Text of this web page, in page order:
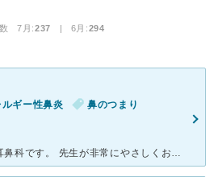
数 7月:237 | 6月:294
ルギー性鼻炎
鼻のつまり
親子ともども通っている耳鼻科です。 先生が非常にやさしくお話される先生で小さいお子さんの患者さんもたくさんいらっしゃいます。 うちの子供は定期的に耳垢取りとアレルギー性鼻炎で通っていますが、耳垢取